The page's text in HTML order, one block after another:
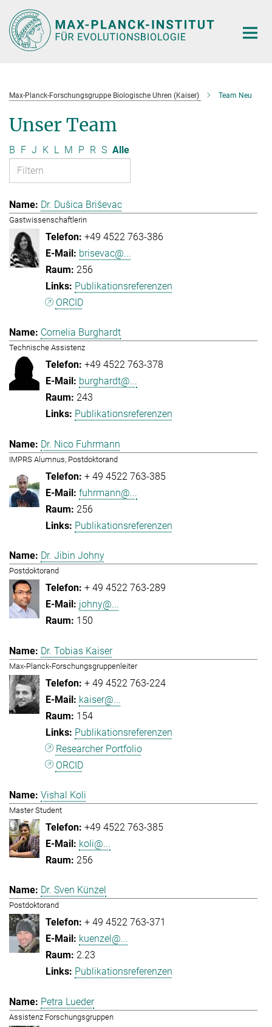
Hauptinhalt
Max-Planck-Forschungsgruppe Biologische Uhren (Kaiser) Team Neu
Unser Team
B F J K L M P R S Alle
Dr. Dušica Briševac
Gastwissenschaftlerin
+49 4522 763-386
brisevac@...
256
Publikationsreferenzen
ORCID
Cornelia Burghardt
Technische Assistenz
+49 4522 763-378
burghardt@...
243
Publikationsreferenzen
Dr. Nico Fuhrmann
IMPRS Alumnus, Postdoktorand
+ 49 4522 763-385
fuhrmann@...
256
Publikationsreferenzen
Dr. Jibin Johny
Postdoktorand
+ 49 4522 763-289
johny@...
150
Dr. Tobias Kaiser
Max-Planck-Forschungsgruppenleiter
+ 49 4522 763-224
kaiser@...
154
Publikationsreferenzen
Researcher Portfolio
ORCID
Vishal Koli
Master Student
+49 4522 763-385
koli@...
256
Dr. Sven Künzel
Postdoktorand
+ 49 4522 763-371
kuenzel@...
2.23
Publikationsreferenzen
Petra Lueder
Assistenz Forschungsgruppen